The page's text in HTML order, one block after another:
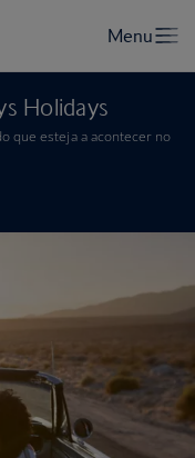
Holidays
que esteja a acontecer no